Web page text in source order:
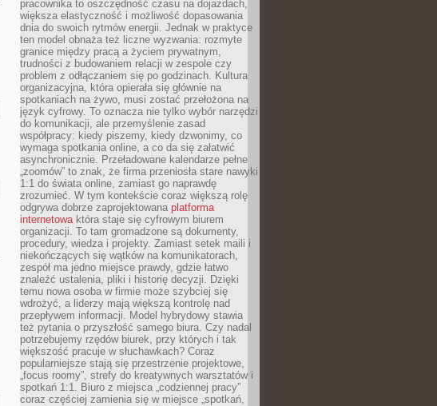
pracownika to oszczędność czasu na dojazdach,
większa elastyczność i możliwość dopasowania
dnia do swoich rytmów energii. Jednak w praktyce
ten model obnaża też liczne wyzwania: rozmyte
granice między pracą a życiem prywatnym,
trudności z budowaniem relacji w zespole czy
problem z odłączaniem się po godzinach. Kultura
organizacyjna, która opierała się głównie na
spotkaniach na żywo, musi zostać przełożona na
język cyfrowy. To oznacza nie tylko wybór narzędzi
do komunikacji, ale przemyślenie zasad
współpracy: kiedy piszemy, kiedy dzwonimy, co
wymaga spotkania online, a co da się załatwić
asynchronicznie. Przeładowane kalendarze pełne
„zoomów” to znak, że firma przeniosła stare nawyki
1:1 do świata online, zamiast go naprawdę
zrozumieć. W tym kontekście coraz większą rolę
odgrywa dobrze zaprojektowana platforma
internetowaktóra staje się cyfrowym biurem
organizacji. To tam gromadzone są dokumenty,
procedury, wiedza i projekty. Zamiast setek maili i
niekończących się wątków na komunikatorach,
zespół ma jedno miejsce prawdy, gdzie łatwo
znaleźć ustalenia, pliki i historię decyzji. Dzięki
temu nowa osoba w firmie może szybciej się
wdrożyć, a liderzy mają większą kontrolę nad
przepływem informacji. Model hybrydowy stawia
też pytania o przyszłość samego biura. Czy nadal
potrzebujemy rzędów biurek, przy których i tak
większość pracuje w słuchawkach? Coraz
popularniejsze stają się przestrzenie projektowe,
„focus roomy”, strefy do kreatywnych warsztatów i
spotkań 1:1. Biuro z miejsca „codziennej pracy”
coraz częściej zamienia się w miejsce „spotkań,